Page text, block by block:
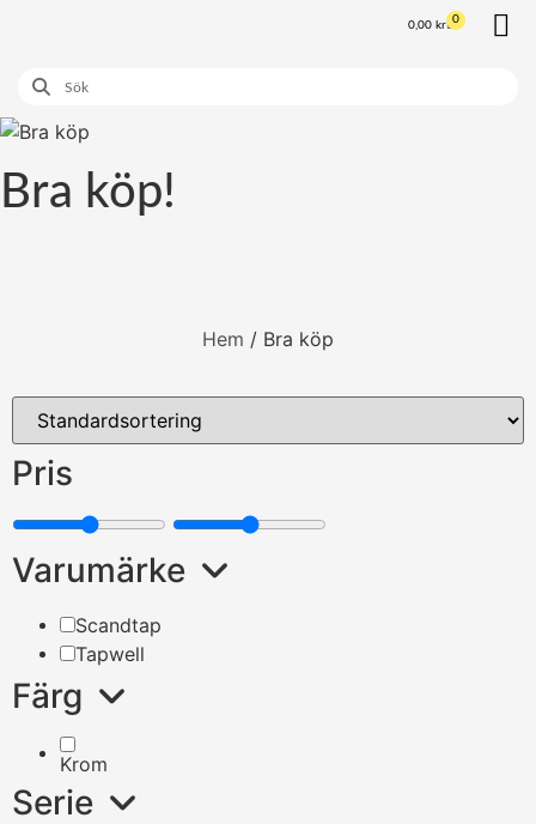
0,00 kr 0
Bra köp!
Hem / Bra köp
Pris
Varumärke
Scandtap
Tapwell
Färg
Krom
Serie